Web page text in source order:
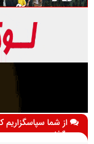
از شما سپاسگزاریم
می گذارید